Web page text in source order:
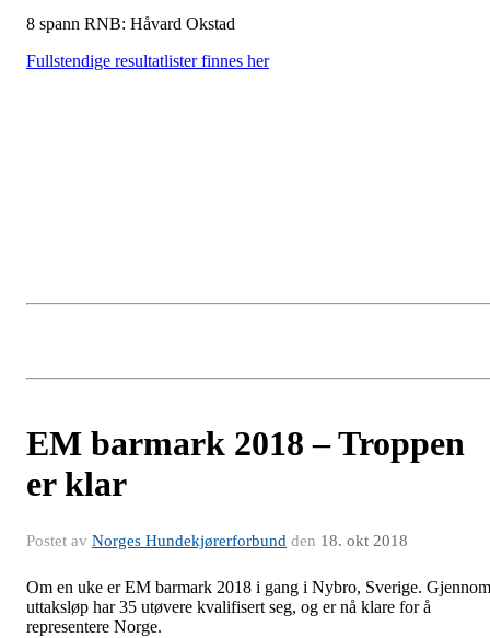
8 spann RNB: Håvard Okstad
Fullstendige resultatlister finnes her
EM barmark 2018 – Troppen
er klar
Postet av Norges Hundekjørerforbund den 18. okt 2018
Om en uke er EM barmark 2018 i gang i Nybro, Sverige. Gjennom
uttaksløp har 35 utøvere kvalifisert seg, og er nå klare for å
representere Norge.